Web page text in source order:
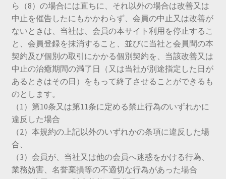
ら（8）の場合には直ちに、それ以外の場合は改善又は
中止を催告したにもかかわらず、会員の中止又は改善が
ないときは、当社は、会員の本サイト利用を停止するこ
と、会員登録を抹消すること、並びに当社と会員間の本
契約及び個別の取引にかかる個別契約を、当該改善又は
中止の治癒期間の満了日（又は当社が別途指定した日が
あるときはその日）をもって終了させることができるも
のとします。
（1）第10条又は第11条に定める禁止行為のいずれかに
違反した場合
（2）本規約の上記以外のいずれかの条項に違反した場
合、
（3）会員が、当社又は他の会員へ迷惑をかける行為、
業務妨害、名誉棄損等の不適切な行為があった場合